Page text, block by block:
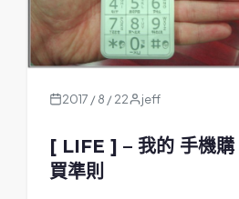
2017 / 8 / 22 jeff
[ LIFE ] – 我的 手機購
買準則